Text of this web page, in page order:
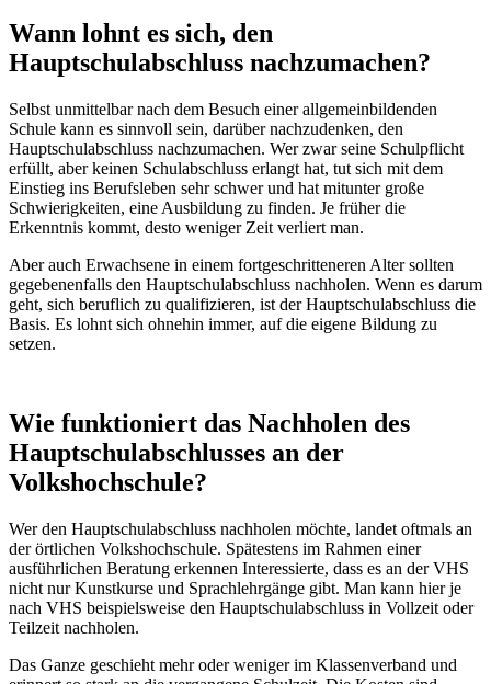
Wann lohnt es sich, den
Hauptschulabschluss nachzumachen?
Selbst unmittelbar nach dem Besuch einer allgemeinbildenden
Schule kann es sinnvoll sein, darüber nachzudenken, den
Hauptschulabschluss nachzumachen. Wer zwar seine Schulpflicht
erfüllt, aber keinen Schulabschluss erlangt hat, tut sich mit dem
Einstieg ins Berufsleben sehr schwer und hat mitunter große
Schwierigkeiten, eine Ausbildung zu finden. Je früher die
Erkenntnis kommt, desto weniger Zeit verliert man.
Aber auch Erwachsene in einem fortgeschritteneren Alter sollten
gegebenenfalls den Hauptschulabschluss nachholen. Wenn es darum
geht, sich beruflich zu qualifizieren, ist der Hauptschulabschluss die
Basis. Es lohnt sich ohnehin immer, auf die eigene Bildung zu
setzen.
Wie funktioniert das Nachholen des
Hauptschulabschlusses an der
Volkshochschule?
Wer den Hauptschulabschluss nachholen möchte, landet oftmals an
der örtlichen Volkshochschule. Spätestens im Rahmen einer
ausführlichen Beratung erkennen Interessierte, dass es an der VHS
nicht nur Kunstkurse und Sprachlehrgänge gibt. Man kann hier je
nach VHS beispielsweise den Hauptschulabschluss in Vollzeit oder
Teilzeit nachholen.
Das Ganze geschieht mehr oder weniger im Klassenverband und